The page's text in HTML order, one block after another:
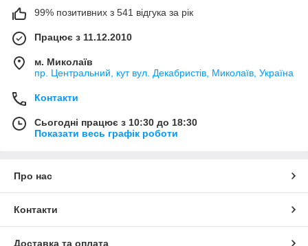
99% позитивних з 541 відгука за рік
Працює з 11.12.2010
м. Миколаїв
пр. Центральний, кут вул. Декабристів, Миколаїв, Україна
Контакти
Сьогодні працює з 10:30 до 18:30
Показати весь графік роботи
Про нас
Контакти
Доставка та оплата